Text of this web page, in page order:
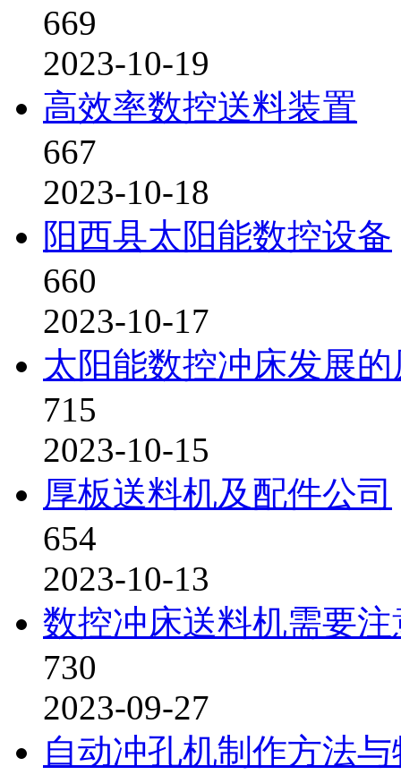
669
2023-10-19
高效率数控送料装置
667
2023-10-18
阳西县太阳能数控设备
660
2023-10-17
太阳能数控冲床发展的
715
2023-10-15
厚板送料机及配件公司
654
2023-10-13
数控冲床送料机需要
730
2023-09-27
自动冲孔机制作方法